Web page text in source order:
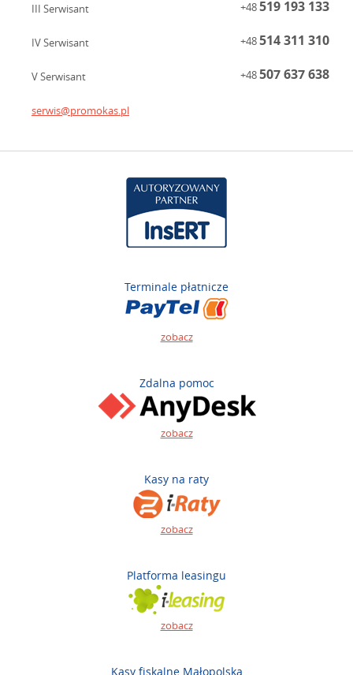
III Serwisant +48519 193 133
IV Serwisant +48514 311 310
V Serwisant +48507 637 638
serwis@promokas.pl
Terminale płatnicze
zobacz
Zdalna pomoc
zobacz
Kasy na raty
zobacz
Platforma leasingu
zobacz
Kasy fiskalne Małopolska